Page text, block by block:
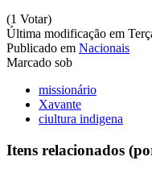
(1 Votar)
Última modificação em
Publicado em Nacionais
Marcado sob
missionário
Xavante
ciultura indigena
Itens relacionados